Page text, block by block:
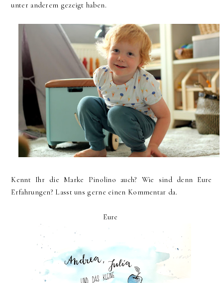
unter anderem gezeigt haben.
Kennt Ihr die Marke Pinolino auch? Wie sind denn Eure
Erfahrungen? Lasst uns gerne einen Kommentar da.
Eure